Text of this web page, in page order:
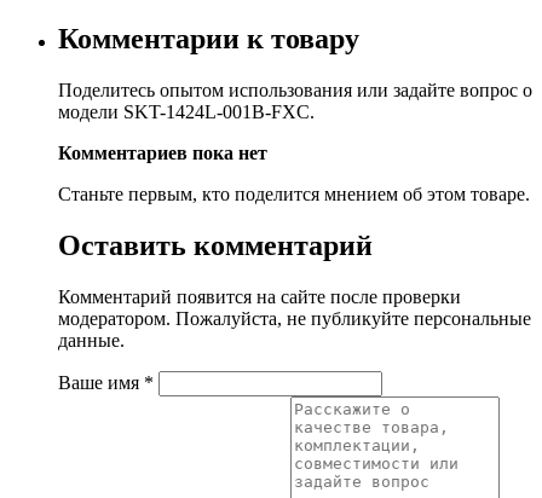
Комментарии к товару
Поделитесь опытом использования или задайте вопрос о
модели SKT-1424L-001B-FXC.
Комментариев пока нет
Станьте первым, кто поделится мнением об этом товаре.
Оставить комментарий
Комментарий появится на сайте после проверки
модератором. Пожалуйста, не публикуйте персональные
данные.
Ваше имя *